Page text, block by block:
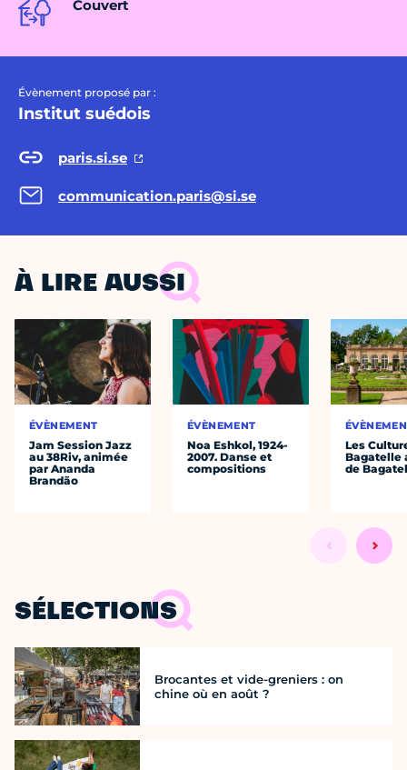
Couvert
Évènement proposé par :
Institut suédois
paris.si.se
communication.paris@si.se
À LIRE AUSSI
ÉVÈNEMENT
Jam Session Jazz
au 38Riv, animée
par Ananda
Brandão
ÉVÈNEMENT
Noa Eshkol, 1924-
2007. Danse et
compositions
Les
Bagatelle
de
SÉLECTIONS
Brocantes et vide-greniers : on
chine où en août ?